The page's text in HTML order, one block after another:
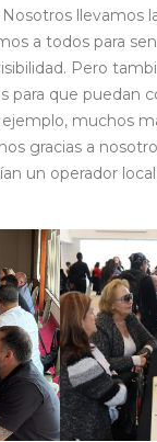
Nosotros llevamos
a todos para
Pero
para que puedan
ejemplo, muchos
gracias a
un operador